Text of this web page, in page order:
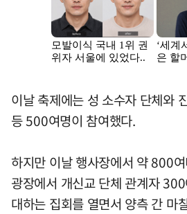
이날 축제에는 성 소수자 단체와
등 500여명이 참여했다.
하지만 이날 행사장에서 약 800
광장에서 개신교 단체 관계자
대하는 집회를 열면서 양측 간 마